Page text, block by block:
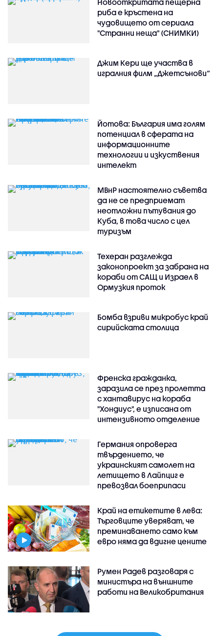
Новооткритата пещерна
риба е кръстена на
чудовището от сериала
"Странни неща" (СНИМКИ)
Джим Кери ще участва в
игралния филм „Джетсънови“
Йотова: България има голям
потенциал в сферата на
информационните
технологии и изкуствения
интелект
МВнР настоятелно съветва
да не се предприемат
неотложни пътувания до
Куба, в това число с цел
туризъм
Техеран разглежда
законопроект за забрана на
кораби от САЩ и Израел в
Ормузкия проток
Бомба взриви микробус край
сирийската столица
Френска гражданка,
заразила се през пролетта
с хантавирус на кораба
"Хондиус", е изписана от
интензивното отделение
Германия опроверга
твърдението, че
украинският самолет на
летището в Лайпциг е
превозвал боеприпаси
Край на етикетите в лева:
Търговците уверяват, че
преминаването само към
евро няма да вдигне цените
Румен Радев разговаря с
министъра на външните
работи на Великобритания